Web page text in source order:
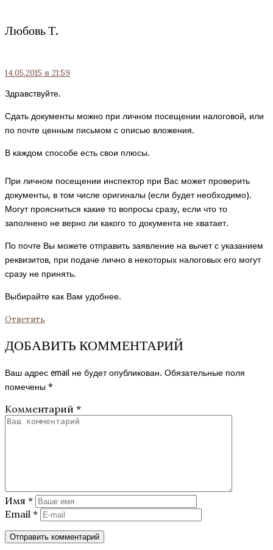
Любовь Т.
14.05.2015 в 21:59
Здравствуйте.
Сдать документы можно при личном посещении налоговой, или
по почте ценным письмом с описью вложения.
В каждом способе есть свои плюсы.
При личном посещении инспектор при Вас может проверить
документы, в том числе оригиналы (если будет необходимо).
Могут проясниться какие то вопросы сразу, если что то
заполнено не верно ли какого то документа не хватает.
По почте Вы можете отправить заявление на вычет с указанием
реквизитов, при подаче лично в некоторых налоговых его могут
сразу не принять.
Выбирайте как Вам удобнее.
Ответить
ДОБАВИТЬ КОММЕНТАРИЙ
Ваш адрес email не будет опубликован. Обязательные поля
помечены *
Комментарий *
Имя *
Email *